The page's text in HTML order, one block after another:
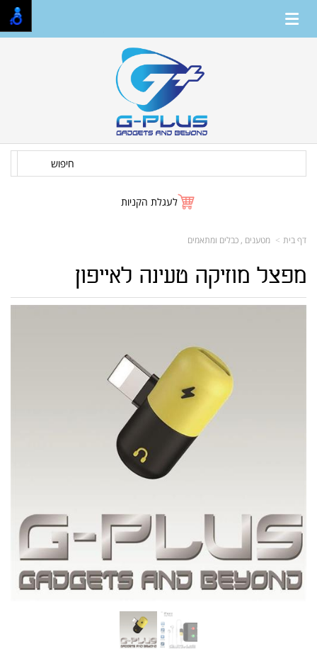
חיפוש
לעגלת הקניות
דף בית מטענים , כבלים ומתאמים
מפצל מוזיקה טעינה לאייפון